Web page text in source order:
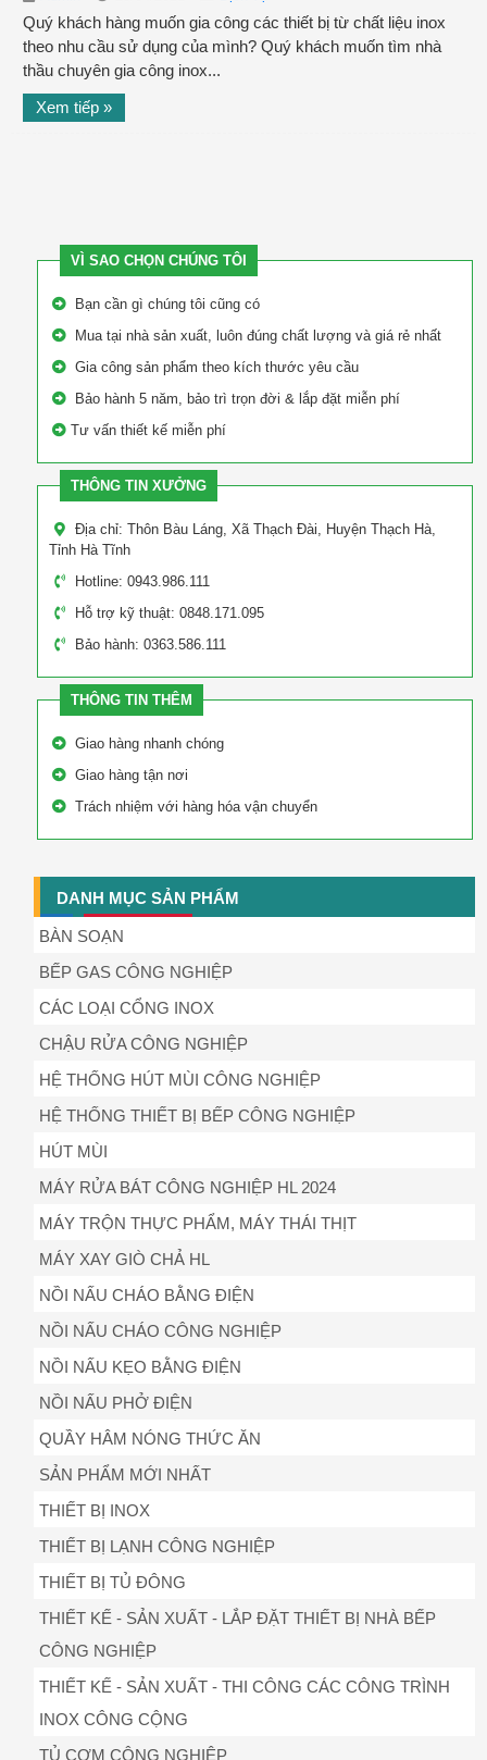
Quý khách hàng muốn gia công các thiết bị từ chất liệu inox
theo nhu cầu sử dụng của mình? Quý khách muốn tìm nhà
thầu chuyên gia công inox...
Xem tiếp »
VÌ SAO CHỌN CHÚNG TÔI
Bạn cần gì chúng tôi cũng có
Mua tại nhà sản xuất, luôn đúng chất lượng và giá rẻ nhất
Gia công sản phẩm theo kích thước yêu cầu
Bảo hành 5 năm, bảo trì trọn đời & lắp đặt miễn phí
Tư vấn thiết kế miễn phí
THÔNG TIN XƯỞNG
Địa chỉ: Thôn Bàu Láng, Xã Thạch Đài, Huyện Thạch Hà,
Tỉnh Hà Tĩnh
Hotline: 0943.986.111
Hỗ trợ kỹ thuật: 0848.171.095
Bảo hành: 0363.586.111
THÔNG TIN THÊM
Giao hàng nhanh chóng
Giao hàng tận nơi
Trách nhiệm với hàng hóa vận chuyển
DANH MỤC SẢN PHẨM
BÀN SOẠN
BẾP GAS CÔNG NGHIỆP
CÁC LOẠI CỔNG INOX
CHẬU RỬA CÔNG NGHIỆP
HỆ THỐNG HÚT MÙI CÔNG NGHIỆP
HỆ THỐNG THIẾT BỊ BẾP CÔNG NGHIỆP
HÚT MÙI
MÁY RỬA BÁT CÔNG NGHIỆP HL 2024
MÁY TRỘN THỰC PHẨM, MÁY THÁI THỊT
MÁY XAY GIÒ CHẢ HL
NỒI NẤU CHÁO BẰNG ĐIỆN
NỒI NẤU CHÁO CÔNG NGHIỆP
NỒI NẤU KẸO BẰNG ĐIỆN
NỒI NẤU PHỞ ĐIỆN
QUẦY HÂM NÓNG THỨC ĂN
SẢN PHẨM MỚI NHẤT
THIẾT BỊ INOX
THIẾT BỊ LẠNH CÔNG NGHIỆP
THIẾT BỊ TỦ ĐÔNG
THIẾT KẾ - SẢN XUẤT - LẮP ĐẶT THIẾT BỊ NHÀ BẾP
CÔNG NGHIỆP
THIẾT KẾ - SẢN XUẤT - THI CÔNG CÁC CÔNG TRÌNH
INOX CÔNG CỘNG
TỦ CƠM CÔNG NGHIỆP